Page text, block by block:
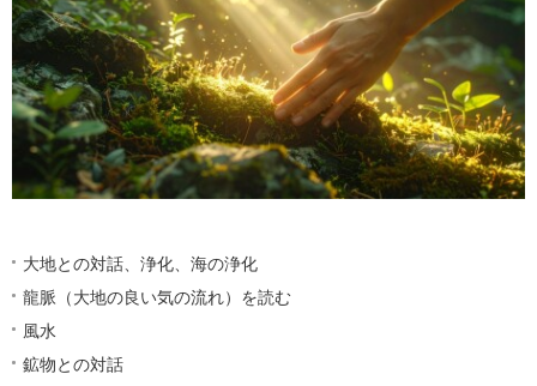
大地との対話、浄化、海の浄化
龍脈（大地の良い気の流れ）を読む
風水
鉱物との対話